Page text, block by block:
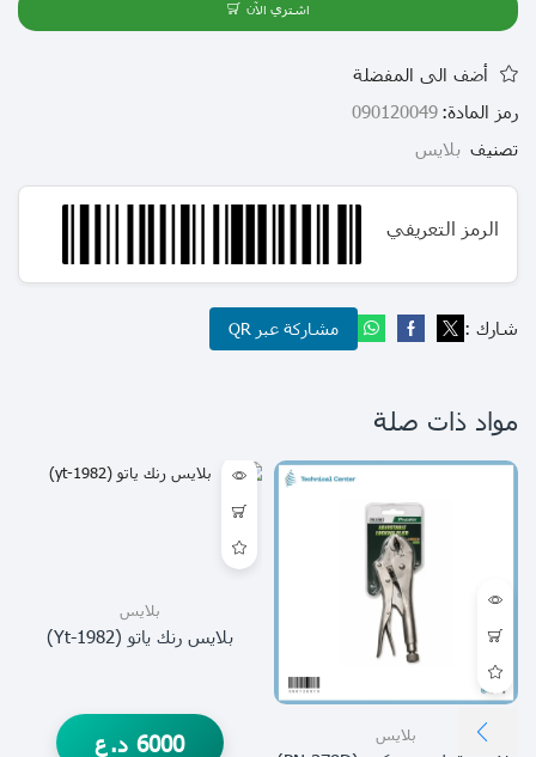
اشتري الآن
أضف الى المفضلة
رمز المادة: 090120049
تصنيف بلايس
الرمز التعريفي
شارك : مشاركة عبر QR
مواد ذات صلة
بلايس
بلايس
بلايس رنك ياتو (yt-1982)
6000 د.ع